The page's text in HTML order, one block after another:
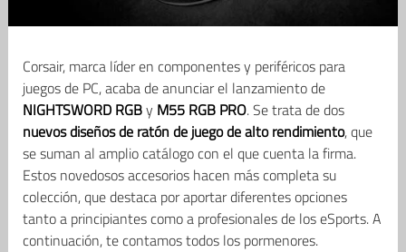
Corsair, marca líder en componentes y periféricos para
juegos de PC, acaba de anunciar el lanzamiento de
NIGHTSWORD RGBy M55 RGB PRO. Se trata de dos
nuevos diseños de ratón de juego de alto rendimiento, que
se suman al amplio catálogo con el que cuenta la firma.
Estos novedosos accesorios hacen más completa su
colección, que destaca por aportar diferentes opciones
tanto a principiantes como a profesionales de los eSports. A
continuación, te contamos todos los pormenores.